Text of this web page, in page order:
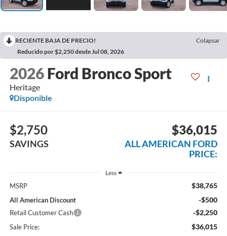
RECIENTE BAJA DE PRECIO!
Colapsar
Reducido por $2,250 desde Jul 08, 2026
2026 Ford Bronco Sport
Heritage
Disponible
$2,750
SAVINGS
$36,015
ALL AMERICAN FORD
PRICE:
Less
MSRP $38,765
All American Discount -$500
Retail Customer Cash -$2,250
Sale Price: $36,015